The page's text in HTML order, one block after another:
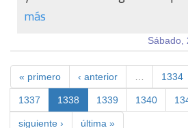
más
Sábado,
« primero ‹ anterior 1334
1337 1338 1339 1340
siguiente › última »